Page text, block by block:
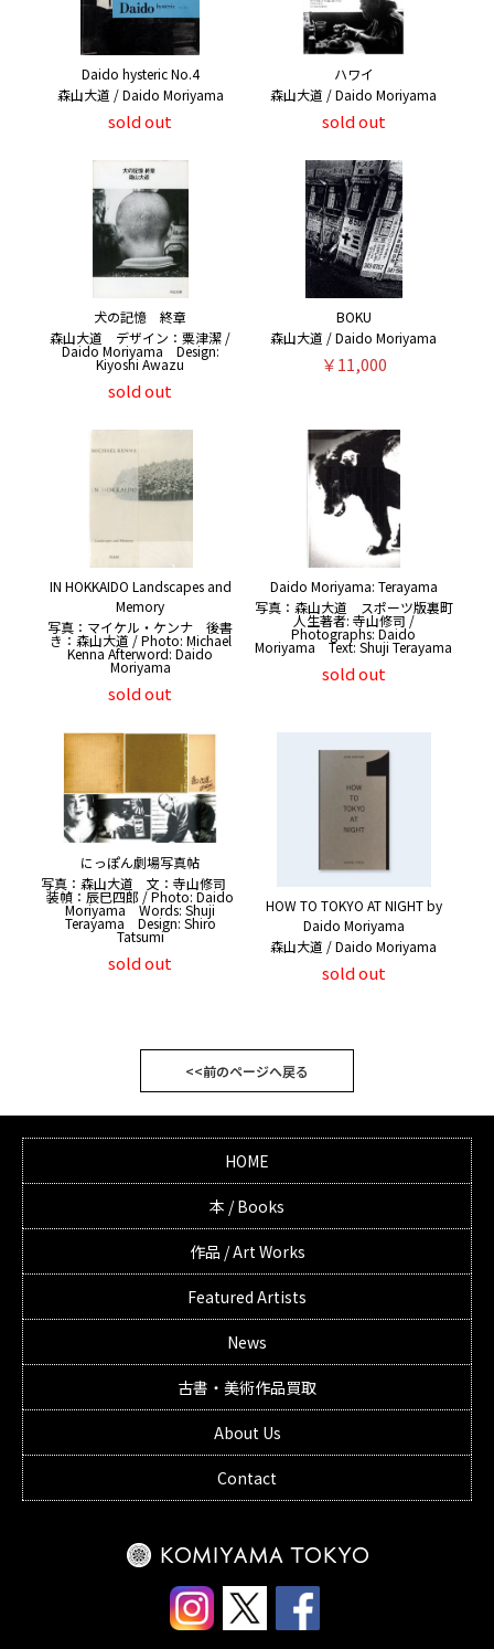
Daido hysteric No.4
森山大道 / Daido Moriyama
sold out
ハワイ
森山大道 / Daido Moriyama
sold out
犬の記憶 終章
森山大道 デザイン：粟津潔 /
Daido Moriyama Design:
Kiyoshi Awazu
sold out
BOKU
森山大道 / Daido Moriyama
￥11,000
IN HOKKAIDO Landscapes and
Memory
写真：マイケル・ケンナ 後書
き：森山大道 / Photo: Michael
Kenna Afterword: Daido
Moriyama
sold out
Daido Moriyama: Terayama
写真：森山大道 スポーツ版裏町
人生著者: 寺山修司 /
Photographs: Daido
Moriyama Text: Shuji Terayama
sold out
にっぽん劇場写真帖
写真：森山大道 文：寺山修司
装幀：辰巳四郎 / Photo: Daido
Moriyama Words: Shuji
Terayama Design: Shiro
Tatsumi
sold out
HOW TO TOKYO AT NIGHT by
Daido Moriyama
森山大道 / Daido Moriyama
sold out
<<前のページへ戻る
HOME
本 / Books
作品 / Art Works
Featured Artists
News
古書・美術作品買取
About Us
Contact